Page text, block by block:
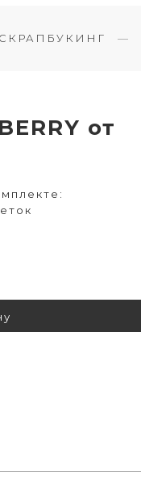
СКРАПБУКИНГ
от